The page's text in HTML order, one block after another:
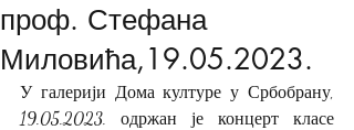
проф. Стефана
Миловића,19.05.2023.
У галерији Дома културе у Србобрану,
19.05.2023. одржан је концерт класе